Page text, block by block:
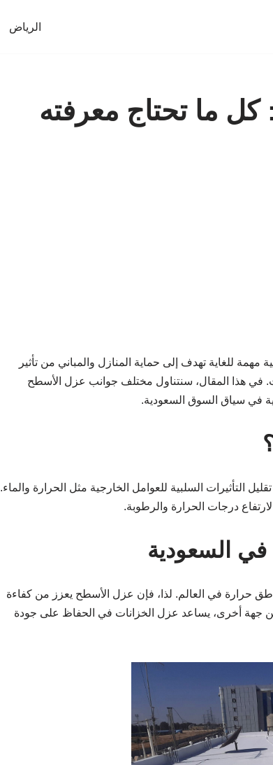
الرياض
ما تحتاج معرفته
للغاية تهدف إلى حماية المنازل والمباني من تأثير
في هذا المقال، سنتناول مختلف جوانب عزل الأسطح
في سياق السوق السعودية.
التأثيرات السلبية للعوامل الخارجية مثل الحرارة والماء.
درجات الحرارة والرطوبة.
في السعودية
حرارة في العالم. لذا، فإن عزل الأسطح يعزز من كفاءة
جهة أخرى، يساعد عزل الخزانات في الحفاظ على جودة